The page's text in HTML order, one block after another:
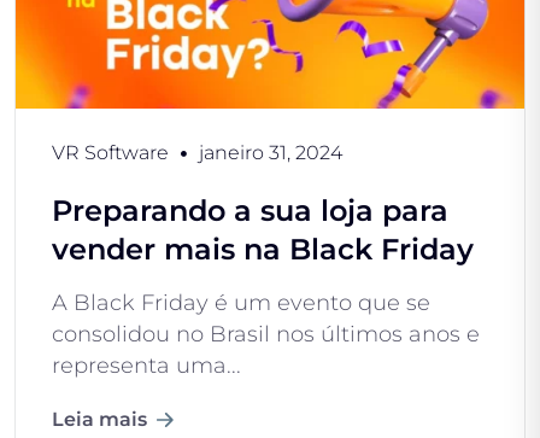
VR Software janeiro 31, 2024
Preparando a sua loja para
vender mais na Black Friday
A Black Friday é um evento que se
consolidou no Brasil nos últimos anos e
representa uma...
Leia mais